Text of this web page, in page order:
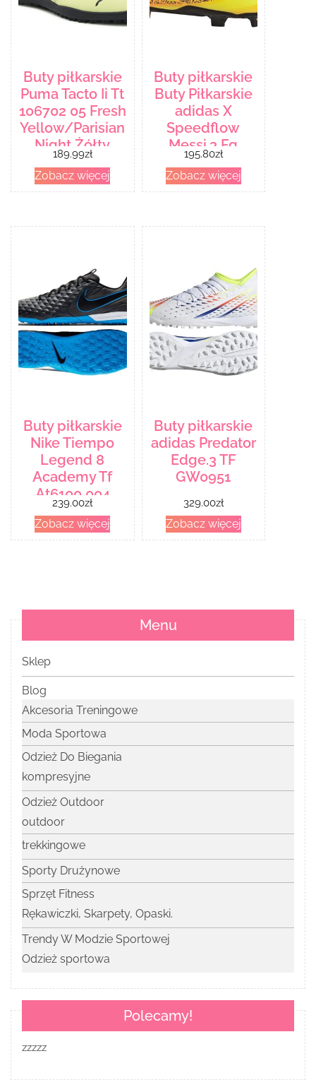
Buty piłkarskie
Puma Tacto Ii Tt
106702 05 Fresh
Yellow/Parisian
Night Żółty
189.99zł
Zobacz więcej
Buty piłkarskie
Buty Piłkarskie
adidas X
Speedflow
Messi.3 Fg
Junior Gw7420
195.80zł
Zobacz więcej
Buty piłkarskie
Nike Tiempo
Legend 8
Academy Tf
At6100 004
239.00zł
Zobacz więcej
Buty piłkarskie
adidas Predator
Edge.3 TF
GW0951
329.00zł
Zobacz więcej
Menu
Sklep
Blog
Akcesoria Treningowe
Moda Sportowa
Odzież Do Biegania
kompresyjne
Odzież Outdoor
outdoor
trekkingowe
Sporty Drużynowe
Sprzęt Fitness
Rękawiczki, Skarpety, Opaski.
Trendy W Modzie Sportowej
Odzież sportowa
Polecamy!
zzzzz